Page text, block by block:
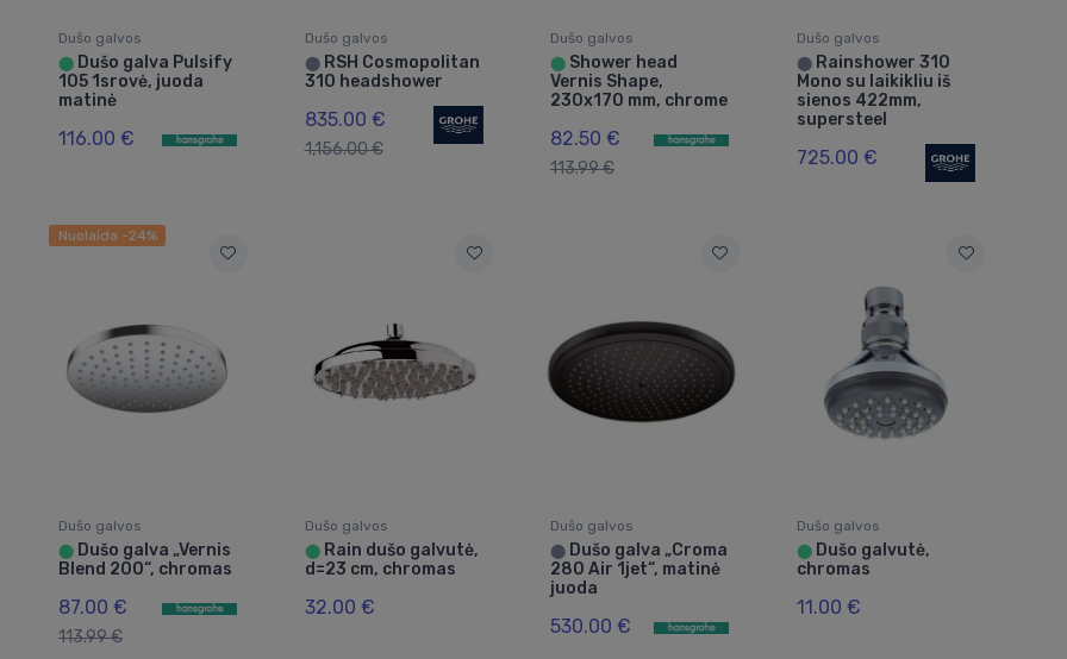
Dušo galvos
⬤ Dušo galva Pulsify
105 1srovė, juoda
matinė
116.00 €
Dušo galvos
⬤RSH Cosmopolitan
310 headshower
835.00 €
1,156.00 €
Dušo galvos
⬤ Shower head
Vernis Shape,
230x170 mm, chrome
82.50 €
113.99 €
Dušo galvos
⬤Rainshower 310
Mono su laikikliu iš
sienos 422mm,
supersteel
725.00 €
Nuolaida -24%
Dušo galvos
⬤ Dušo galva „Vernis
Blend 200“, chromas
87.00 €
113.99 €
Dušo galvos
⬤Rain dušo galvutė,
d=23 cm, chromas
32.00 €
Dušo galvos
⬤ Dušo galva „Croma
280 Air 1jet“, matinė
juoda
530.00 €
Dušo galvos
⬤Dušo galvutė,
chromas
11.00 €